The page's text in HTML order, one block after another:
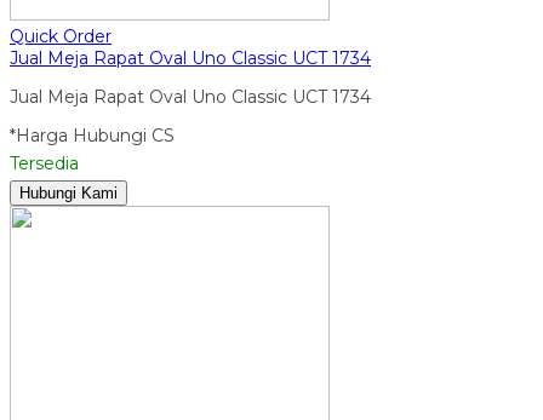
Quick Order
Jual Meja Rapat Oval Uno Classic UCT 1734
Jual Meja Rapat Oval Uno Classic UCT 1734
*Harga Hubungi CS
Tersedia
Hubungi Kami